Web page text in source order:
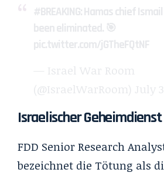
#BREAKING: Hamas chief
been eliminated. 🎯
pic.twitter.com/jGTheFQtNF
— Israel War Room
(@IsraelWarRoom) July
Israelischer
FDD Senior Research
bezeichnet die Tötung als